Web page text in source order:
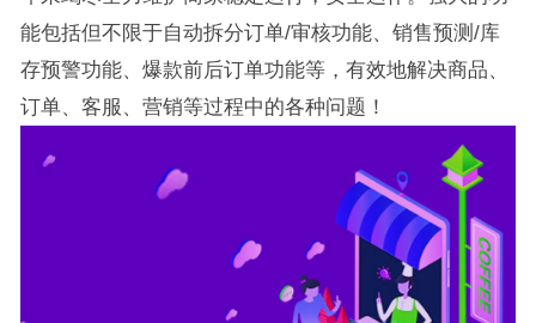
能包括但不限于自动拆分订单/审核功能、销售预测/库
存预警功能、爆款前后订单功能等，有效地解决商品、
订单、客服、营销等过程中的各种问题！